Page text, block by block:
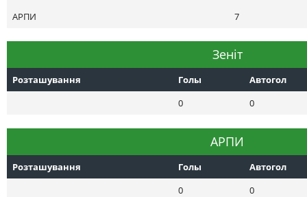
АРПИ
7
Зеніт
Розташування Голы
Автогол
0
0
АРПИ
Розташування Голы
Автогол
0
0